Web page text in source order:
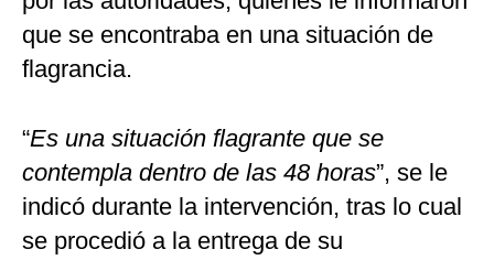
que se encontraba en una situación de
flagrancia.
“Es una situación flagrante que se
contempla dentro de las 48 horas”, se le
indicó durante la intervención, tras lo cual
se procedió a la entrega de su